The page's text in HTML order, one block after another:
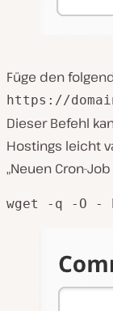
Füge den
https://
Dieser Befehl
Hostings leicht
„Neuen Cron-
wget -q -O -